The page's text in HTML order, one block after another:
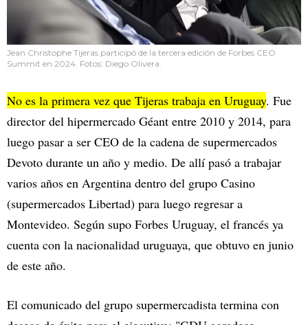
Jean Christophe Tijeras participó de la tercera edición de Forbes CEO
Summit en 2024. Fotos: Diego Olivera.
No es la primera vez que Tijeras trabaja en Uruguay. Fue
director del hipermercado Géant entre 2010 y 2014, para
luego pasar a ser CEO de la cadena de supermercados
Devoto durante un año y medio. De allí pasó a trabajar
varios años en Argentina dentro del grupo Casino
(supermercados Libertad) para luego regresar a
Montevideo. Según supo Forbes Uruguay, el francés ya
cuenta con la nacionalidad uruguaya, que obtuvo en junio
de este año.
El comunicado del grupo supermercadista termina con